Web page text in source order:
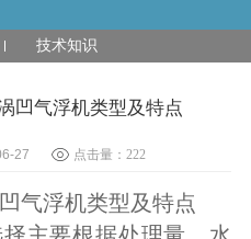
技术知识
凹气浮机类型及特点
27 点击量： 222
气浮机类型及特点